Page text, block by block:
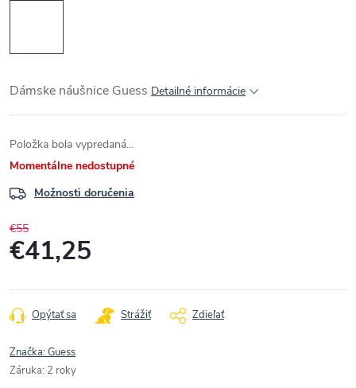
Dámske náušnice Guess Detailné informácie
Položka bola vypredaná…
Momentálne nedostupné
Možnosti doručenia
€55
€41,25
cena:
Opýtať sa Strážiť Zdieľať
Značka:Guess
Záruka: 2 roky